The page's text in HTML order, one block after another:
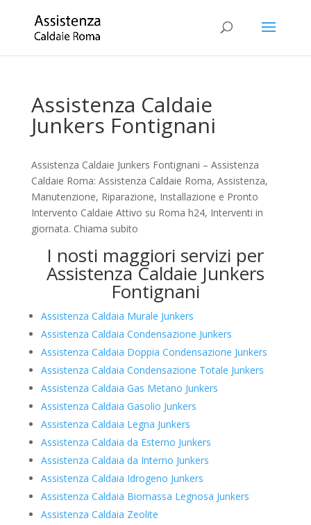
Assistenza Caldaie
Junkers Fontignani
Assistenza Caldaie Junkers Fontignani – Assistenza
Caldaie Roma: Assistenza Caldaie Roma, Assistenza,
Manutenzione, Riparazione, Installazione e Pronto
Intervento Caldaie Attivo su Roma h24, Interventi in
giornata. Chiama subito
I nosti maggiori servizi per
Assistenza Caldaie Junkers
Fontignani
Assistenza Caldaia Murale Junkers
Assistenza Caldaia Condensazione Junkers
Assistenza Caldaia Doppia Condensazione Junkers
Assistenza Caldaia Condensazione Totale Junkers
Assistenza Caldaia Gas Metano Junkers
Assistenza Caldaia Gasolio Junkers
Assistenza Caldaia Legna Junkers
Assistenza Caldaia da Esterno Junkers
Assistenza Caldaia da Interno Junkers
Assistenza Caldaia Idrogeno Junkers
Assistenza Caldaia Biomassa Legnosa Junkers
Assistenza Caldaia Zeolite